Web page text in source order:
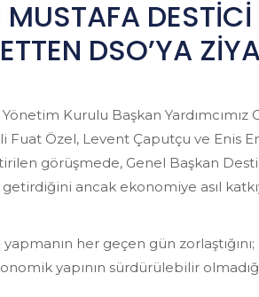
DESTİCİ
DSO’YA
Kurulu Başkan Yardımcımız
Özel, Levent Çaputçu ve Enis
görüşmede, Genel Başkan
ancak ekonomiye asıl
her geçen gün
yapının sürdürülebilir